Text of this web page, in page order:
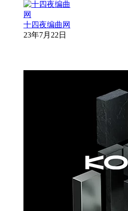
十四夜编曲网
23年7月22日